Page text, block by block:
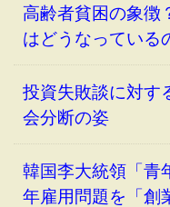
高齢者貧困の象徴
はどうなっている
投資失敗談に対す
会分断の姿
韓国李大統領「青
年雇用問題を「創